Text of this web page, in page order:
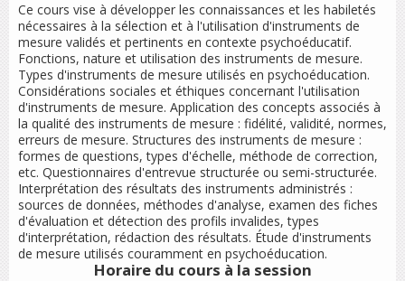
Ce cours vise à développer les connaissances et les habiletés
nécessaires à la sélection et à l'utilisation d'instruments de
mesure validés et pertinents en contexte psychoéducatif.
Fonctions, nature et utilisation des instruments de mesure.
Types d'instruments de mesure utilisés en psychoéducation.
Considérations sociales et éthiques concernant l'utilisation
d'instruments de mesure. Application des concepts associés à
la qualité des instruments de mesure : fidélité, validité, normes,
erreurs de mesure. Structures des instruments de mesure :
formes de questions, types d'échelle, méthode de correction,
etc. Questionnaires d'entrevue structurée ou semi-structurée.
Interprétation des résultats des instruments administrés :
sources de données, méthodes d'analyse, examen des fiches
d'évaluation et détection des profils invalides, types
d'interprétation, rédaction des résultats. Étude d'instruments
de mesure utilisés couramment en psychoéducation.
Horaire du cours à la session